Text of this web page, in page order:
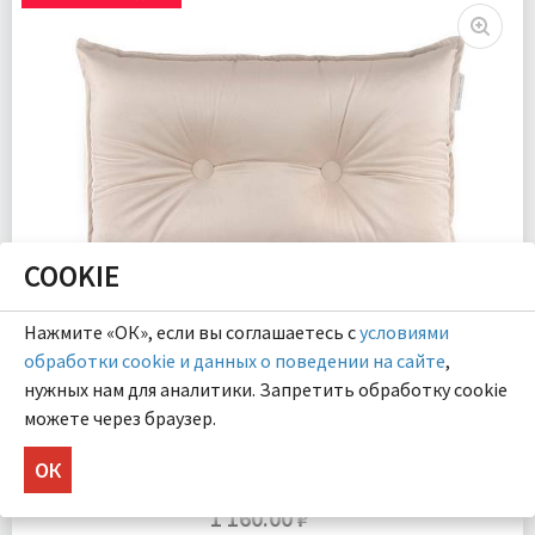
Комплектация:
Подушка 1 шт
Велюр
Доставка:
Подробнее
Вивиан (молоко) Подушка 40х60
1 160.00 ₽
COOKIE
Нажмите «ОК», если вы соглашаетесь сусловиями
обработки cookie и данных о поведении на сайте,
нужных нам для аналитики. Запретить обработку cookie
можете через браузер.
ОК